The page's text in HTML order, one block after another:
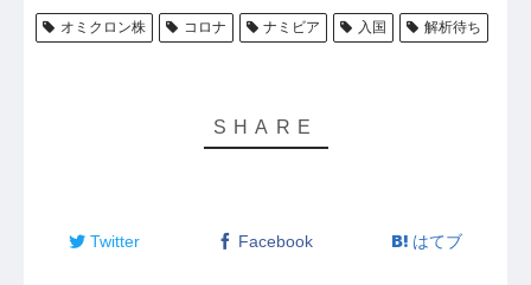
オミクロン株 コロナ ナミビア 入国 解析待ち
Twitter Facebook はてブ